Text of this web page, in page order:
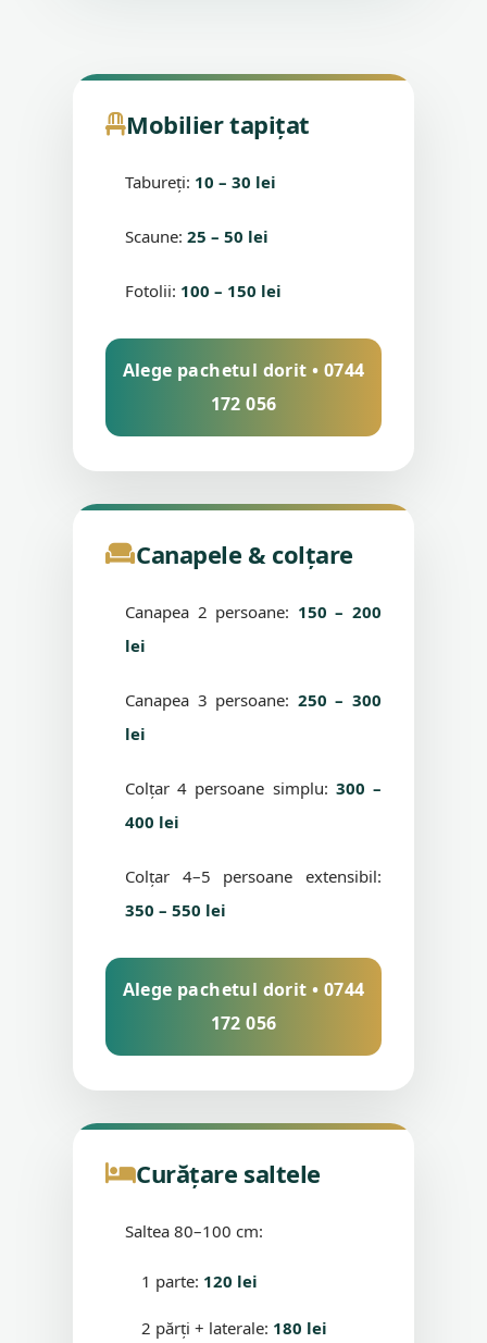
Mobilier tapițat
Tabureți: 10 – 30 lei
Scaune:25 – 50 lei
Fotolii: 100 – 150 lei
Alege pachetul dorit • 0744
172 056
Canapele & colțare
Canapea 2 persoane: 150 – 200
lei
Canapea 3 persoane: 250 – 300
lei
Colțar 4 persoane simplu: 300 –
400 lei
Colțar 4–5 persoane extensibil:
350 – 550 lei
Alege pachetul dorit • 0744
172 056
Curățare saltele
Saltea 80–100 cm:
1 parte: 120 lei
2 părți + laterale: 180 lei